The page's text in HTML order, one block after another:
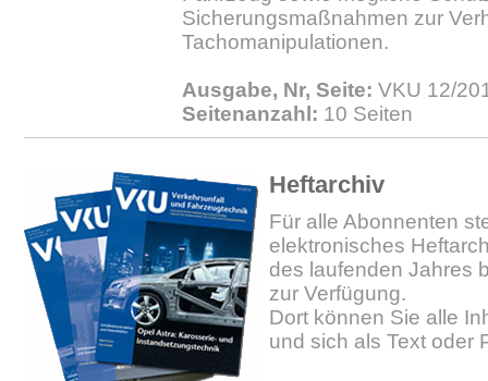
Sicherungsmaßnahmen zur
Tachomanipulationen.
Ausgabe, Nr, Seite: VKU 12/
Seitenanzahl: 10 Seiten
Heftarchiv
Für alle Abonnenten
elektronisches
des laufenden Jahres
zur Verfügung.
Dort können Sie alle
und sich als Text oder